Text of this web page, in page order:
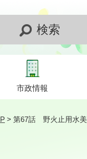
検索
市政情報
> 第67話 野火止用水美